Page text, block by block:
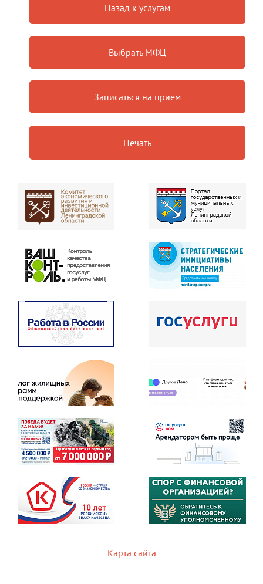
Назад к услугам
Выбрать МФЦ
Записаться на прием
Печать
Карта сайта